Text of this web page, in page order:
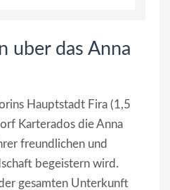
uber das Anna
Hauptstadt Fira (1,5
Karterados die Anna
freundlichen und
begeistern wird.
gesamten Unterkunft